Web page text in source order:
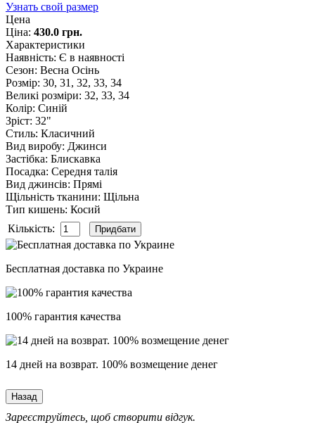
Узнать свой размер
Цена
Ціна: 430.0 грн.
Характеристики
Наявність: Є в наявності
Сезон: Весна Осінь
Розмір: 30, 31, 32, 33, 34
Великі розміри: 32, 33, 34
Колір: Синій
Зріст: 32"
Стиль: Класичний
Вид виробу: Джинси
Застібка: Блискавка
Посадка: Середня талія
Вид джинсів: Прямі
Щільність тканини: Щільна
Тип кишень: Косий
Кількість:
Бесплатная доставка по Украине
100% гарантия качества
14 дней на возврат. 100% возмещение денег
Зареєструйтесь, щоб створити відгук.